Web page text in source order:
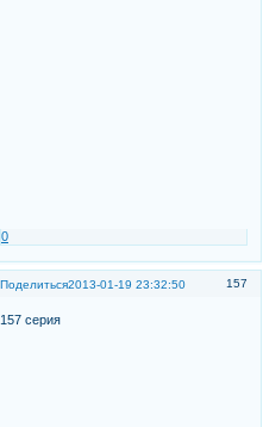
0
Поделиться 157
2013-01-19 23:32:50
157 серия